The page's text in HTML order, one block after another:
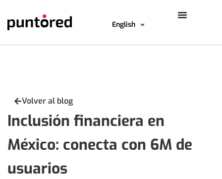
English
Volver al blog
Inclusión financiera en
México: conecta con 6M de
usuarios